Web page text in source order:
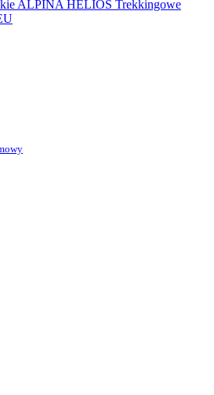
ALPINA HELIOS Trekkingowe